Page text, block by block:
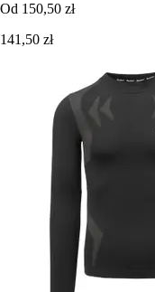
Od 150,50 zł
141,50 zł